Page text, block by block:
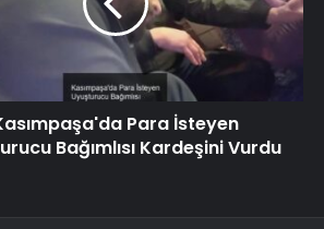
Para İsteyen
Bağımlısı Kardeşini Vurdu